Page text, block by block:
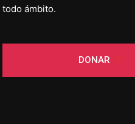
todo ámbito.
DONAR